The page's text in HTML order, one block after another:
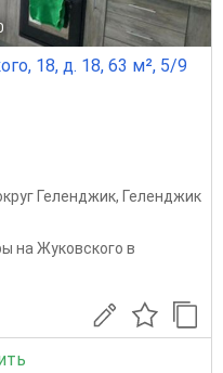
18, д. 18, 63 м², 5/9
Геленджик, Геленджик
на Жуковского в